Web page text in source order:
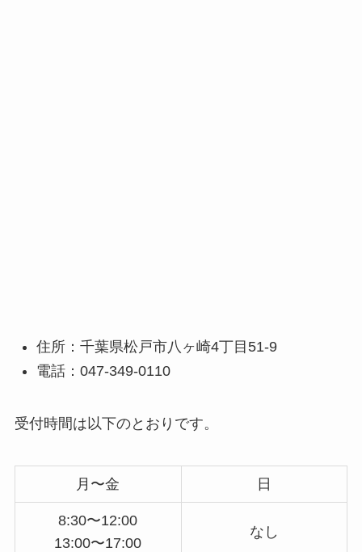
住所：千葉県松戸市八ヶ崎4丁目51-9
電話：047-349-0110
受付時間は以下のとおりです。
月〜金 日
8:30〜12:00
13:00〜17:00
なし